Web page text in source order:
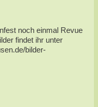
noch einmal Revue
findet ihr unter
bilder-